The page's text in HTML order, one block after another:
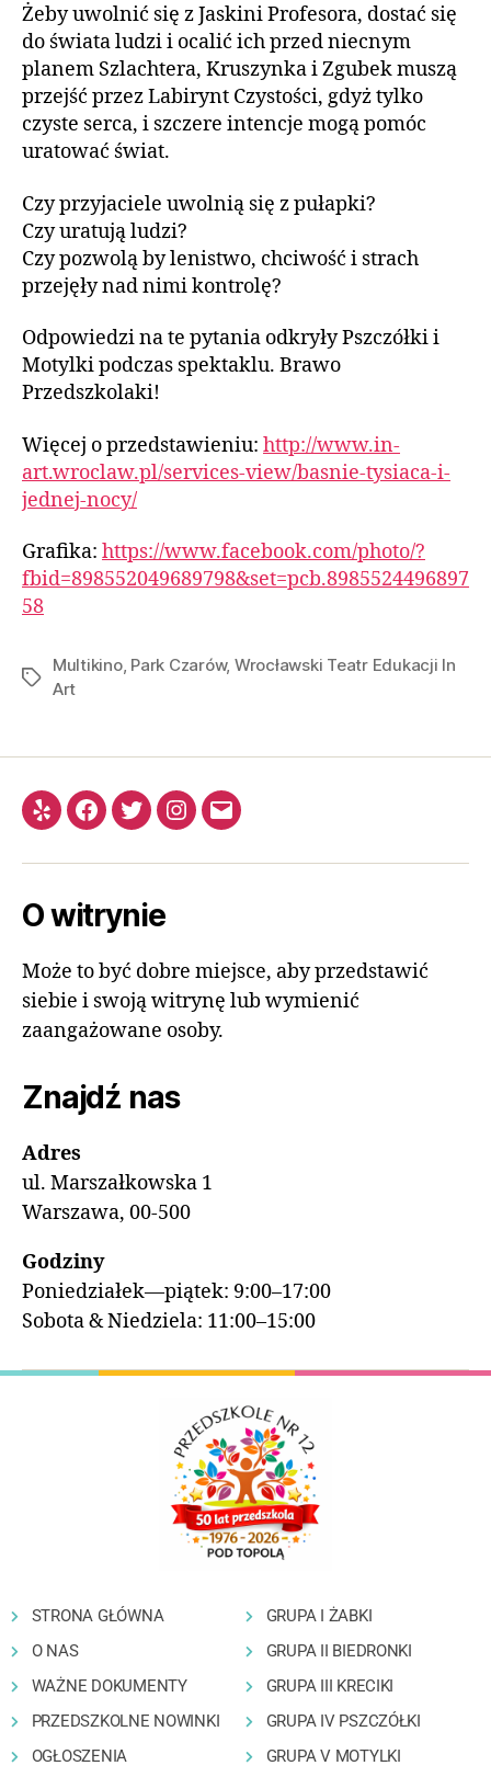
Żeby uwolnić się z Jaskini Profesora, dostać się
do świata ludzi i ocalić ich przed niecnym
planem Szlachtera, Kruszynka i Zgubek muszą
przejść przez Labirynt Czystości, gdyż tylko
czyste serca, i szczere intencje mogą pomóc
uratować świat.
Czy przyjaciele uwolnią się z pułapki?
Czy uratują ludzi?
Czy pozwolą by lenistwo, chciwość i strach
przejęły nad nimi kontrolę?
Odpowiedzi na te pytania odkryły Pszczółki i
Motylki podczas spektaklu. Brawo
Przedszkolaki!
Więcej o przedstawieniu: http://www.in-
art.wroclaw.pl/services-view/basnie-tysiaca-i-
jednej-nocy/
Grafika: https://www.facebook.com/photo/?
fbid=898552049689798&set=pcb.8985524496897
58
Multikino, Park Czarów, Wrocławski Teatr Edukacji In
Art
O witrynie
Może to być dobre miejsce, aby przedstawić
siebie i swoją witrynę lub wymienić
zaangażowane osoby.
Znajdź nas
Adres
ul. Marszałkowska 1
Warszawa, 00-500
Godziny
Poniedziałek—piątek: 9:00–17:00
Sobota & Niedziela: 11:00–15:00
STRONA GŁÓWNA
O NAS
WAŻNE DOKUMENTY
PRZEDSZKOLNE NOWINKI
OGŁOSZENIA
GRUPA I ŻABKI
GRUPA II BIEDRONKI
GRUPA III KRECIKI
GRUPA IV PSZCZÓŁKI
GRUPA V MOTYLKI